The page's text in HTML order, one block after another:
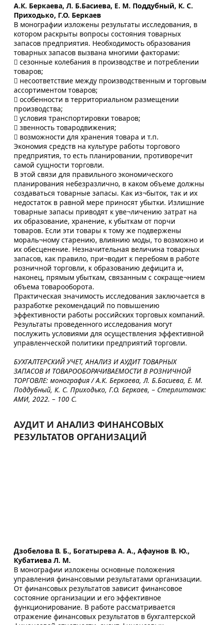
А.К. Беркаева, Л. Б.Басиева, Е. М. Поддубный, К. С.
Приходько, Г.О. Беркаев
В монографии изложены результаты исследования, в
котором раскрыты вопросы состояния товарных
запасов предприятия. Необходимость образования
товарных запасов вызвана многими факторами:
 сезонные колебания в производстве и потреблении
товаров;
 несоответствие между производственным и торговым
ассортиментом товаров;
 особенности в территориальном размещении
производства;
 условия транспортировки товаров;
 звенность товародвижения;
 возможности для хранения товара и т.п.
Экономия средств на культуре работы торгового
предприятия, то есть планировании, противоречит
самой сущности торговли.
В этой связи для правильного экономического
планирования небезразлично, в каком объеме должны
создаваться товарные запасы. Как из¬быток, так и их
недостаток в равной мере приносят убытки. Излишние
товарные запасы приводят к уве¬личению затрат на
их образование, хранение, к убыткам от порчи
товаров. Если эти товары к тому же подвержены
мораль¬ному старению, влиянию моды, то возможно и
их обесценение. Незначительная величина товарных
запасов, как правило, при¬водит к перебоям в работе
розничной торговли, к образованию дефицита и,
наконец, прямым убыткам, связанным с сокраще¬нием
объема товарооборота.
Практическая значимость исследования заключается в
разработке рекомендаций по повышению
эффективности работы российских торговых компаний.
Результаты проведенного исследования могут
послужить условиями для осуществления эффективной
управленческой политики предприятий торговли.
БУХГАЛТЕРСКИЙ УЧЕТ, АНАЛИЗ И АУДИТ ТОВАРНЫХ
ЗАПАСОВ И ТОВАРООБОРАЧИВАЕМОСТИ В РОЗНИЧНОЙ
ТОРГОВЛЕ: монография / А.К. Беркаева, Л. Б.Басиева, Е. М.
Поддубный, К. С. Приходько, Г.О. Беркаев, – Стерлитамак:
АМИ, 2022. – 100 С.
АУДИТ И АНАЛИЗ ФИНАНСОВЫХ
РЕЗУЛЬТАТОВ ОРГАНИЗАЦИЙ
Дзобелова В. Б., Богатырева А. А., Афаунов В. Ю.,
Кубатиева Л. М.
В монографии изложены основные положения
управления финансовыми результатами организации.
От финансовых результатов зависит финансовое
состояние организации и его эффективное
функционирование. В работе рассматривается
отражение финансовых результатов в бухгалтерской